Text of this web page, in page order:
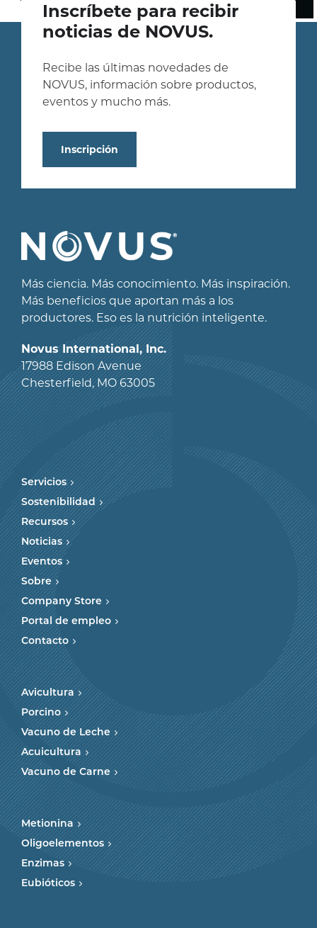
Inscríbete para recibir
noticias de NOVUS.
Recibe las últimas novedades de
NOVUS, información sobre productos,
eventos y mucho más.
Inscripción
Más ciencia. Más conocimiento. Más inspiración.
Más beneficios que aportan más a los
productores. Eso es la nutrición inteligente.
Novus International, Inc.
17988 Edison Avenue
Chesterfield, MO 63005
Servicios
Sostenibilidad
Recursos
Noticias
Eventos
Sobre
Company Store
Portal de empleo
Contacto
Avicultura
Porcino
Vacuno de Leche
Acuicultura
Vacuno de Carne
Metionina
Oligoelementos
Enzimas
Eubióticos